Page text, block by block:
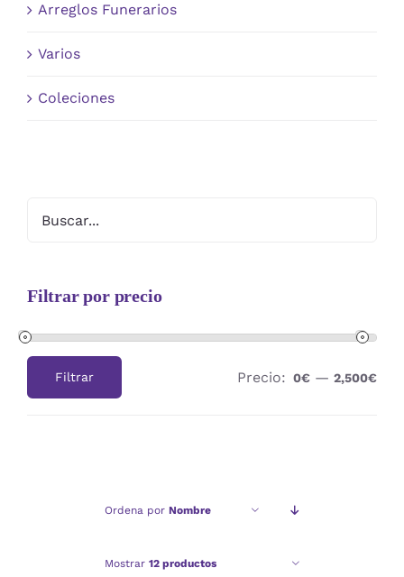
Arreglos Funerarios
Varios
Coleciones
Filtrar por precio
Filtrar Precio: 0€ —2,500€
Ordena por Nombre
Mostrar 12 productos